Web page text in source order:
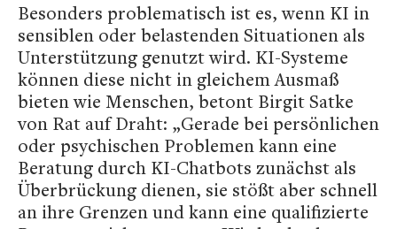
Besonders problematisch ist es, wenn KI in
sensiblen oder belastenden Situationen als
Unterstützung genutzt wird. KI-Systeme
können diese nicht in gleichem Ausmaß
bieten wie Menschen, betont Birgit Satke
von Rat auf Draht: „Gerade bei persönlichen
oder psychischen Problemen kann eine
Beratung durch KI-Chatbots zunächst als
Überbrückung dienen, sie stößt aber schnell
an ihre Grenzen und kann eine qualifizierte